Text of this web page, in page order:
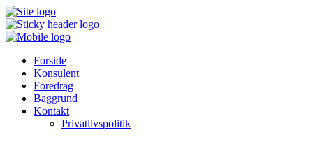
Forside
Konsulent
Foredrag
Baggrund
Kontakt
Privatlivspolitik